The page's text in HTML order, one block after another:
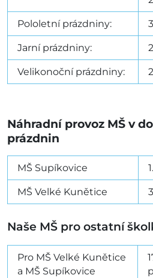
Pololetní prázdniny:
Jarní prázdniny:
Velikonoční prázdniny:
Náhradní provoz MŠ v
prázdnin
MŠ Supíkovice
MŠ Velké Kunětice
Naše MŠ pro ostatní
Pro MŠ Velké Kunětice
a MŠ Supíkovice